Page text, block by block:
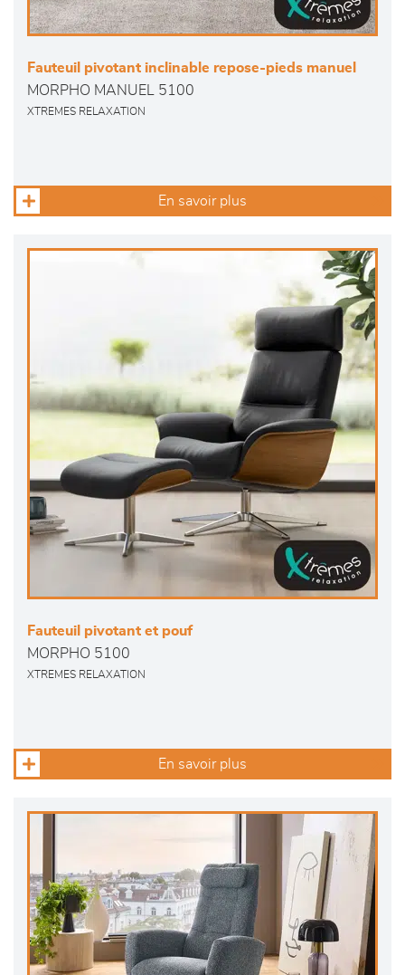
Fauteuil pivotant inclinable repose-pieds manuel
MORPHO MANUEL 5100
XTREMES RELAXATION
En savoir plus
Fauteuil pivotant et pouf
MORPHO 5100
XTREMES RELAXATION
En savoir plus